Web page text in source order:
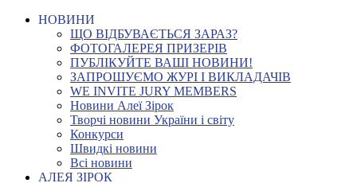
НОВИНИ
ЩО ВІДБУВАЄТЬСЯ ЗАРАЗ?
ФОТОГАЛЕРЕЯ ПРИЗЕРІВ
ПУБЛІКУЙТЕ ВАШІ НОВИНИ!
ЗАПРОШУЄМО ЖУРІ І ВИКЛАДАЧІВ
WE INVITE JURY MEMBERS
Новини Алеї Зірок
Творчі новини України і світу
Конкурси
Швидкі новини
Всі новини
АЛЕЯ ЗІРОК